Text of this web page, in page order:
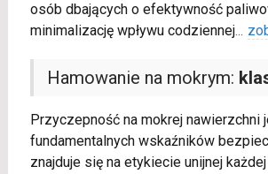
osób dbających o efektywność
minimalizację wpływu codziennej...
Hamowanie na mokrym:
Przyczepność na mokrej nawierzchni
fundamentalnych wskaźników
znajduje się na etykiecie unijnej każdej